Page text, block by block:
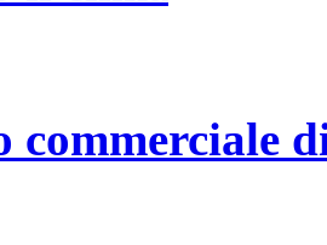
commerciale